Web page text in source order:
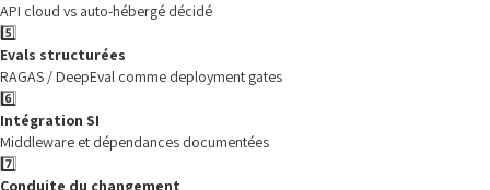
API cloud vs auto-hébergé décidé
5️⃣
Evals structurées
RAGAS / DeepEval comme deployment gates
6️⃣
Intégration SI
Middleware et dépendances documentées
7️⃣
Conduite du changement